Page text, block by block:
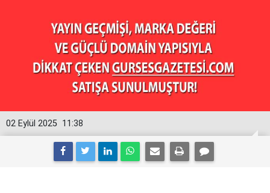
11:38
02 Eylül 2025